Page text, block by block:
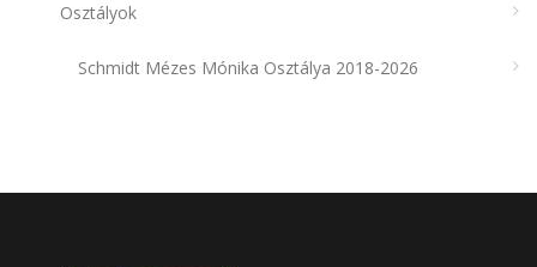
Osztályok
Schmidt Mézes Mónika Osztálya 2018-2026